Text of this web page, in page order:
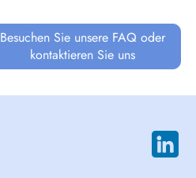
Besuchen Sie unsere FAQ oder
kontaktieren Sie uns